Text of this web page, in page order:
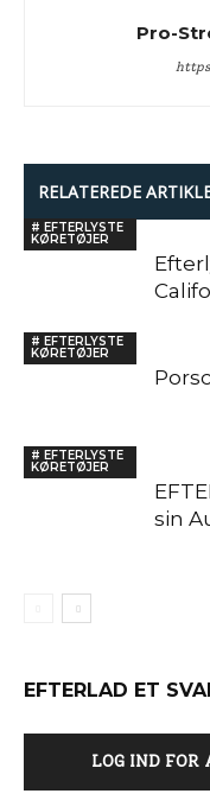
Pro-
RELATEREDE
# EFTERLYSTE
KØRETØJER
# EFTERLYSTE
KØRETØJER
# EFTERLYSTE
KØRETØJER
sin
EFTERLAD ET
LOG IND FOR